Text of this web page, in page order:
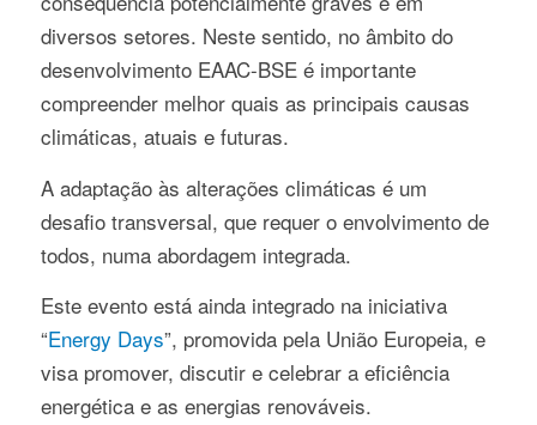
diversos setores. Neste sentido, no âmbito do
desenvolvimento EAAC-BSE é importante
compreender melhor quais as principais causas
climáticas, atuais e futuras.
A adaptação às alterações climáticas é um
desafio transversal, que requer o envolvimento de
todos, numa abordagem integrada.
Este evento está ainda integrado na iniciativa
“Energy Days”, promovida pela União Europeia, e
visa promover, discutir e celebrar a eficiência
energética e as energias renováveis.